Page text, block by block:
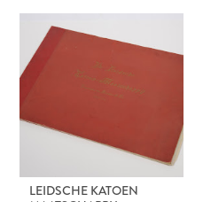
LEIDSCHE KATOEN